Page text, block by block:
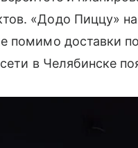
«Додо Пиццу»
помимо доставки
в Челябинске